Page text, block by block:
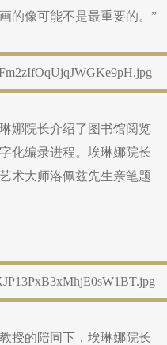
的像可能不是最重要的。”
娜院长介绍了图书馆阅览
化编录进程。埃琳娜院长
术大师洛佩兹先生亲笔题
授的陪同下，埃琳娜院长